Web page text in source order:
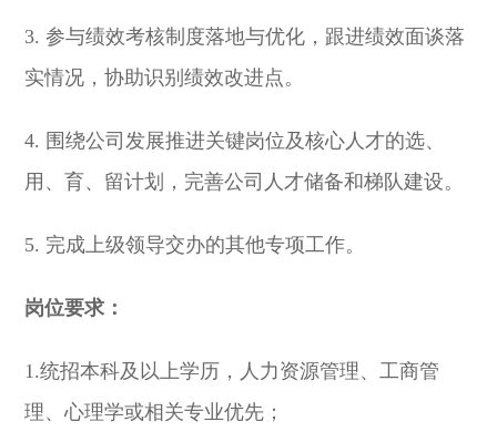
3. 参与绩效考核制度落地与优化，跟进绩效面谈落
实情况，协助识别绩效改进点。
4. 围绕公司发展推进关键岗位及核心人才的选、
用、育、留计划，完善公司人才储备和梯队建设。
5. 完成上级领导交办的其他专项工作。
岗位要求：
1.统招本科及以上学历，人力资源管理、工商管
理、心理学或相关专业优先；